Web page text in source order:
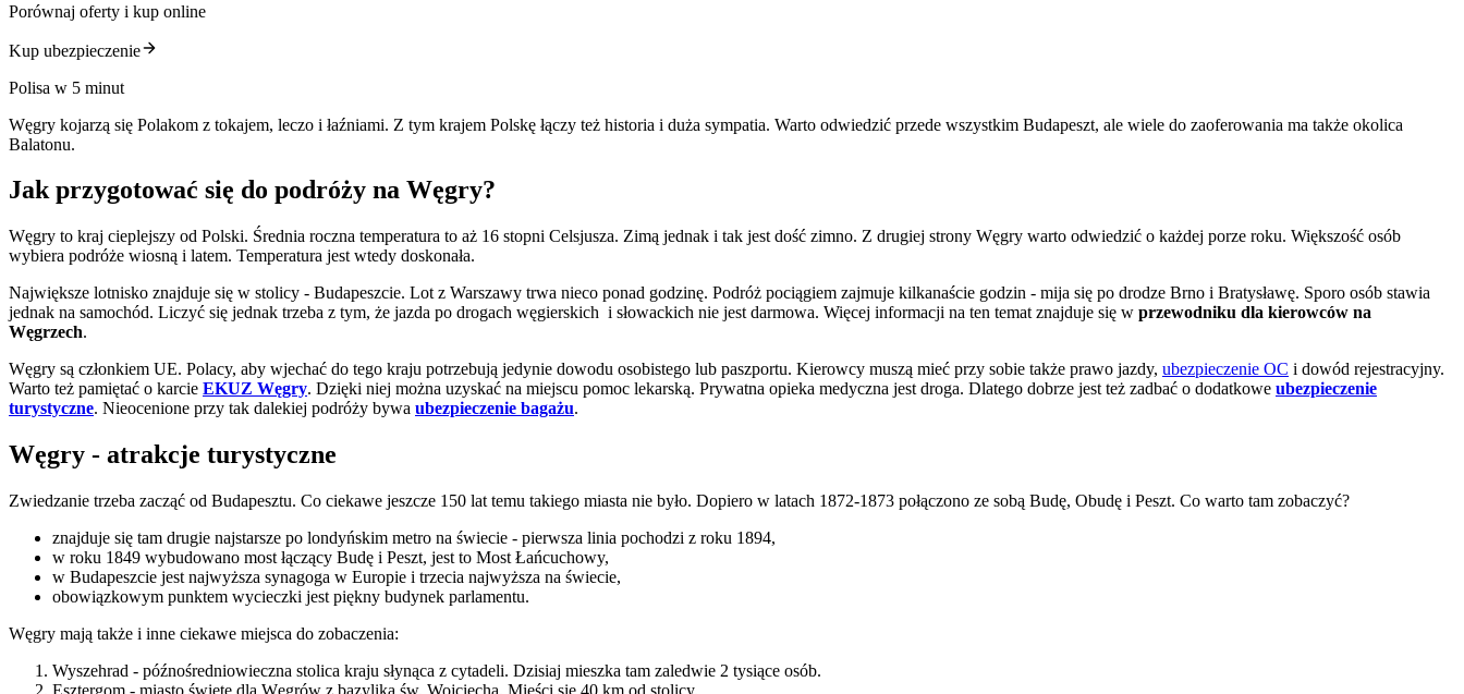
Porównaj oferty i kup online
Kup ubezpieczenie
Polisa w 5 minut
Węgry kojarzą się Polakom z tokajem, leczo i łaźniami. Z tym krajem Polskę łączy też historia i duża sympatia. Warto odwiedzić przede wszystkim Budapeszt, ale wiele do zaoferowania ma także okolica
Balatonu.
Jak przygotować się do podróży na Węgry?
Węgry to kraj cieplejszy od Polski. Średnia roczna temperatura to aż 16 stopni Celsjusza. Zimą jednak i tak jest dość zimno. Z drugiej strony Węgry warto odwiedzić o każdej porze roku. Większość osób
wybiera podróże wiosną i latem. Temperatura jest wtedy doskonała.
Największe lotnisko znajduje się w stolicy - Budapeszcie. Lot z Warszawy trwa nieco ponad godzinę. Podróż pociągiem zajmuje kilkanaście godzin - mija się po drodze Brno i Bratysławę. Sporo osób stawia
jednak na samochód. Liczyć się jednak trzeba z tym, że jazda po drogach węgierskich i słowackich nie jest darmowa. Więcej informacji na ten temat znajduje się w przewodniku dla kierowców na
Węgrzech.
Węgry są członkiem UE. Polacy, aby wjechać do tego kraju potrzebują jedynie dowodu osobistego lub paszportu. Kierowcy muszą mieć przy sobie także prawo jazdy, ubezpieczenie OC i dowód rejestracyjny.
Warto też pamiętać o karcie EKUZ Węgry. Dzięki niej można uzyskać na miejscu pomoc lekarską. Prywatna opieka medyczna jest droga. Dlatego dobrze jest też zadbać o dodatkowe ubezpieczenie
turystyczne. Nieocenione przy tak dalekiej podróży bywa ubezpieczenie bagażu.
Węgry - atrakcje turystyczne
Zwiedzanie trzeba zacząć od Budapesztu. Co ciekawe jeszcze 150 lat temu takiego miasta nie było. Dopiero w latach 1872-1873 połączono ze sobą Budę, Obudę i Peszt. Co warto tam zobaczyć?
znajduje się tam drugie najstarsze po londyńskim metro na świecie - pierwsza linia pochodzi z roku 1894,
w roku 1849 wybudowano most łączący Budę i Peszt, jest to Most Łańcuchowy,
w Budapeszcie jest najwyższa synagoga w Europie i trzecia najwyższa na świecie,
obowiązkowym punktem wycieczki jest piękny budynek parlamentu.
Węgry mają także i inne ciekawe miejsca do zobaczenia:
Wyszehrad - późnośredniowieczna stolica kraju słynąca z cytadeli. Dzisiaj mieszka tam zaledwie 2 tysiące osób.